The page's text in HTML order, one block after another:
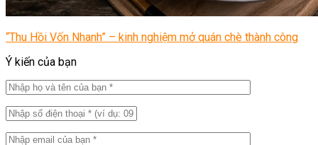
“Thu Hồi Vốn Nhanh” – kinh nghiệm mở quán chè thành công
Ý kiến của bạn